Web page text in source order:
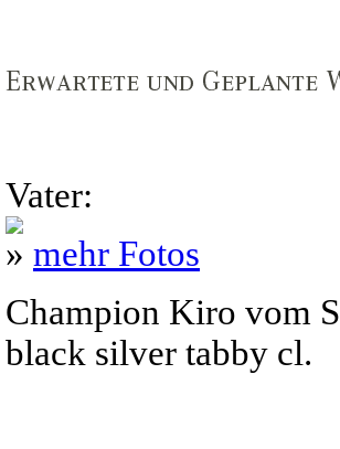
Vater:
» mehr Fotos
Champion Kiro vom
black silver tabby cl.